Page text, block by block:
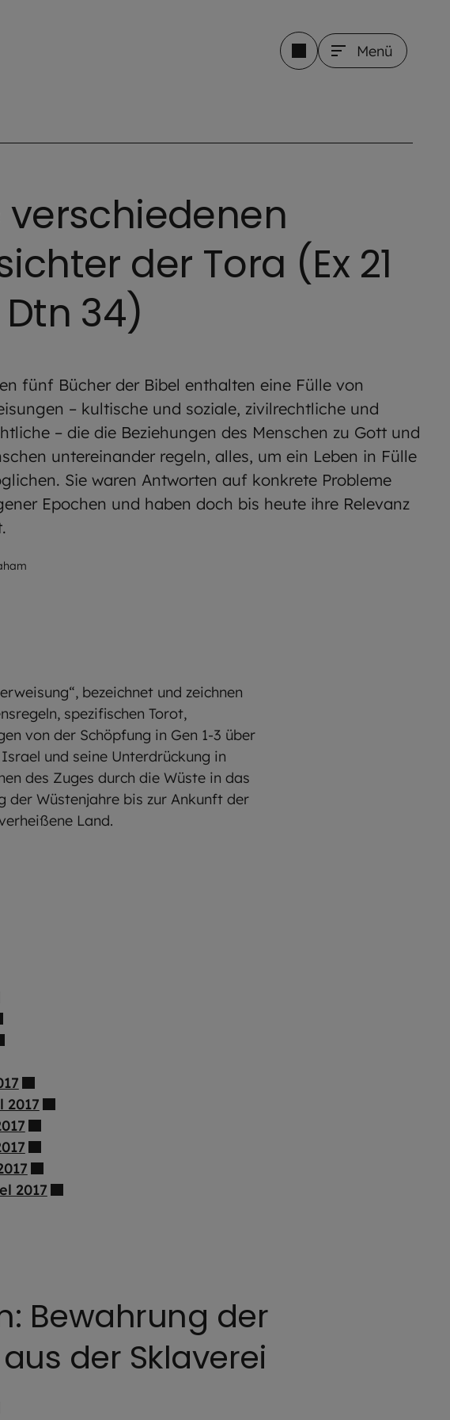
Menü
verschiedenen
der Tora (Ex 21
34)
fünf Bücher der Bibel enthalten eine Fülle von
– kultische und soziale, zivilrechtliche und
– die die Beziehungen des Menschen zu Gott und
untereinander regeln, alles, um ein Leben in Fülle
Sie waren Antworten auf konkrete Probleme
Epochen und haben doch bis heute ihre Relevanz
bezeichnet und zeichnen
spezifischen Torot,
von der Schöpfung in Gen 1-3 über
und seine Unterdrückung in
des Zuges durch die Wüste in das
der Wüstenjahre bis zur Ankunft der
Land.
2017
2017
Bewahrung der
der Sklaverei